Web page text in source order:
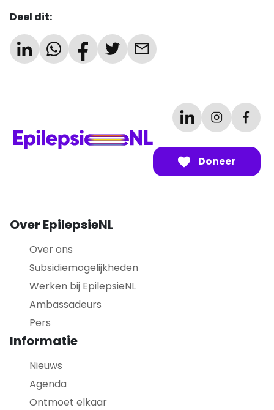
Deel dit:
Doneer
Over EpilepsieNL
Over ons
Subsidiemogelijkheden
Werken bij EpilepsieNL
Ambassadeurs
Pers
Informatie
Nieuws
Agenda
Ontmoet elkaar